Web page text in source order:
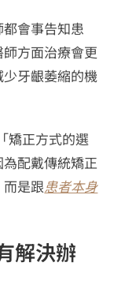
會事告知患
方面治療會更
牙齦萎縮的機
矯正方式的選
配戴傳統矯正
是跟患者本身
解決辦